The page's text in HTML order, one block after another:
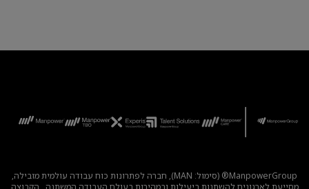
ManpowerGroup® (סימול: MAN), חברה לפתרונות כוח עבודה עולמית מובילה,
מסייעת לארגונים להשתנות ביעילות ובמהירות בעולם העבודה המשתנה . הקבוצה